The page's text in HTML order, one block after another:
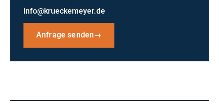
info@krueckemeyer.de
Anfrage senden→